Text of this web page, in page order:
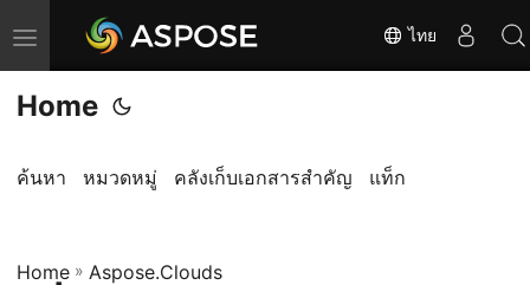
T
o
g
l
a
ไทย
Home
ค้นหา หมวดหมู่ คลังเก็บเอกสารสำคัญ แท็ก
Home » Aspose.Clouds